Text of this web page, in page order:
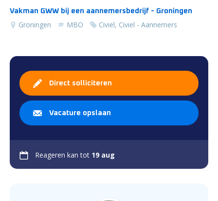
Vakman GWW bij een aannemersbedrijf - Groningen
Groningen MBO Civiel, Civiel - Aannemers
Direct solliciteren
Vacature opslaan
Reageren kan tot 19 aug